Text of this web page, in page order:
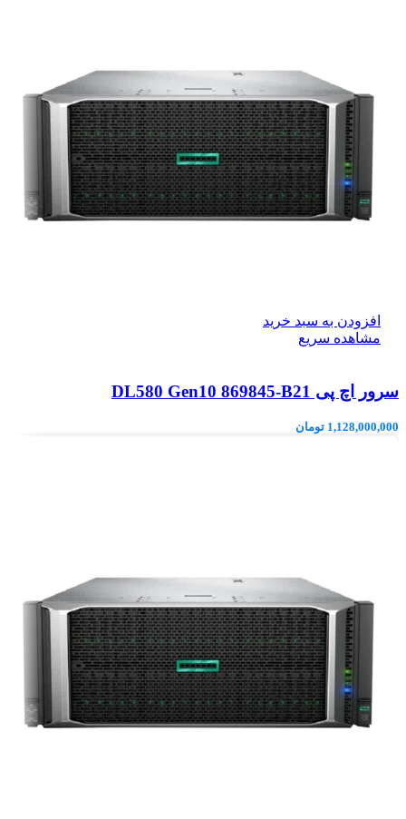
افزودن به سبد خرید
مشاهده سریع
سرور اچ پی DL580 Gen10 869845-B21
1,128,000,000 تومان